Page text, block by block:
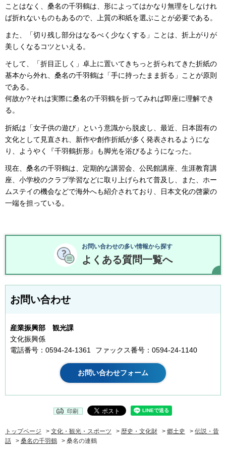
ことはなく、桑名の千羽鶴は、形によってはかなり無理をしなけれ
ば折れないものもあるので、上質の和紙を選ぶことが必要である。
また、「切り残し部分はなるべく少なくする」ことは、折上がりが
美しくなるコツといえる。
そして、「折目正しく」卓上に置いてきちっと折られてきた折紙の
基本から外れ、桑名の千羽鶴は「手に持ったまま折る」ことが原則
である。
何故か?それは実際に桑名の千羽鶴を折ってみれば即座に理解でき
る。
折紙は「女子供の遊び」という意識から脱皮し、最近、日本固有の
文化として見直され、新作や創作折紙が多く発表されるようにな
り、ようやく『千羽鶴折形』も脚光を浴びるようになった。
現在、桑名の千羽鶴は、定期的な講習会、公民館講座、生涯教育講
座、小学校のクラプ学習などに取り上げられて普及し、また、ホー
ムステイの機会などで海外へも紹介されており、日本文化の啓蒙の
一端を担っている。
お問い合わせの多い情報から探す
よくある質問一覧へ
お問い合わせ
産業振興部 観光課
文化振興係
電話番号：0594-24-1361
ファックス番号：0594-24-1140
印刷
トップページ > 文化・観光・スポーツ > 歴史・文化財 > 郷土史 > 伝説・昔
話
> 桑名の千羽鶴 > 桑名の連鶴